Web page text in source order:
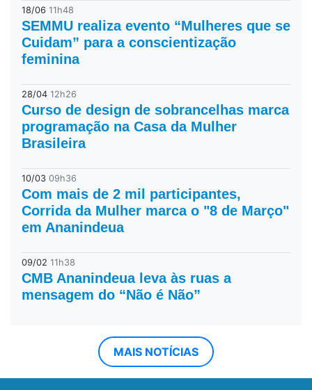
18/06 11h48
SEMMU realiza evento “Mulheres que se
Cuidam” para a conscientização
feminina
28/04 12h26
Curso de design de sobrancelhas marca
programação na Casa da Mulher
Brasileira
10/03 09h36
Com mais de 2 mil participantes,
Corrida da Mulher marca o "8 de Março"
em Ananindeua
09/02 11h38
CMB Ananindeua leva às ruas a
mensagem do “Não é Não”
MAIS NOTÍCIAS